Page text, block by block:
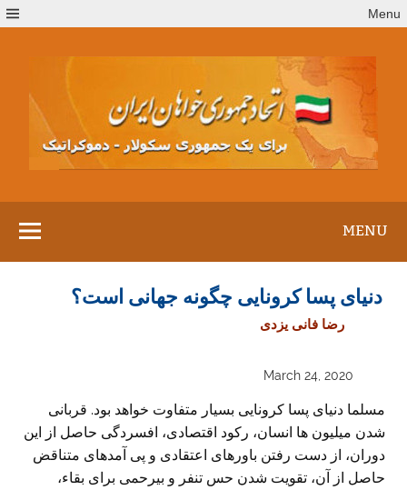
to
Menu
MENU
دنیای پسا کرونایی چگونه جهانی است؟
رضا فانی یزدی
March 24, 2020
مسلما دنیای پسا کرونایی بسیار متفاوت خواهد بود. قربانی
شدن میلیون ها انسان، رکود اقتصادی، افسردگی حاصل از این
دوران، از دست رفتن باورهای اعتقادی و پی آمدهای متناقض
حاصل از آن، تقویت شدن حس تنفر و بیرحمی برای بقاء،